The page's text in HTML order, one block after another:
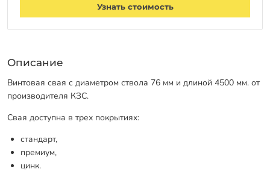
Узнать стоимость
Описание
Винтовая свая с диаметром ствола 76 мм и длиной 4500 мм. от
производителя КЗС.
Свая доступна в трех покрытиях:
стандарт,
премиум,
цинк.